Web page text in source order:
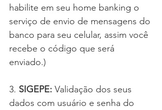
habilite em seu home banking o
serviço de envio de mensagens do
banco para seu celular, assim você
recebe o código que será
enviado.)
3. SIGEPE: Validação dos seus
dados com usuário e senha do